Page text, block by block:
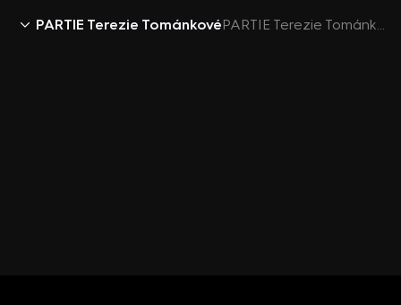
PARTIE Terezie Tománkové PARTIE Terezie Tománkové (7) - upoutávka